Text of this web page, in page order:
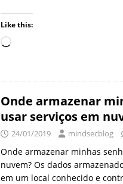
Like this:
Onde armazenar
usar serviços em
24/01/2019 mindsecblog
Onde armazenar minhas
nuvem? Os dados
em um local conhecido e